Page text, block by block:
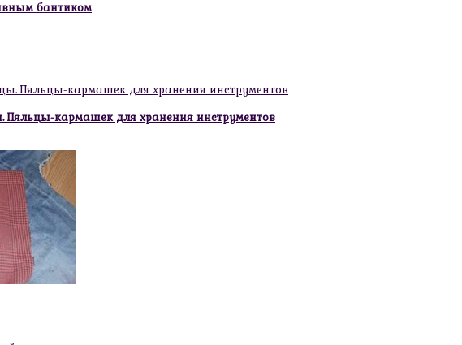
бантиком
Пяльцы-кармашек для хранения инструментов